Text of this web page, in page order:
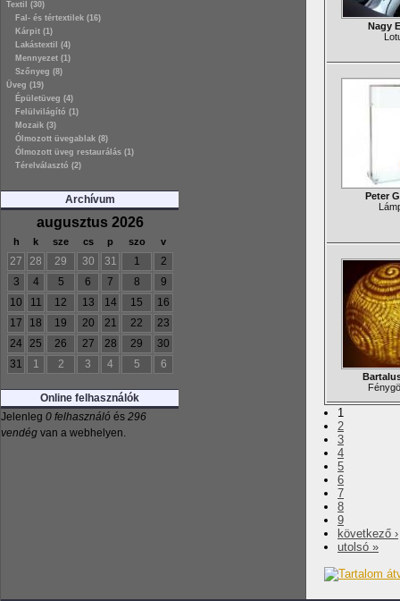
Textil (30)
Fal- és tértextilek (16)
Kárpit (1)
Lakástextil (4)
Mennyezet (1)
Szőnyeg (8)
Üveg (19)
Épületüveg (4)
Felülvilágító (1)
Mozaik (3)
Ólmozott üvegablak (8)
Ólmozott üveg restaurálás (1)
Térelválasztó (2)
Archívum
augusztus 2026
h k sze cs p szo v
27 28 29 30 31 1
2
3
4 5 6 7 8
9
10
11 12 13 14 15
16
17
18 19 20 21 22
23
24
25 26 27 28 29
30
31
1 2 3 4 5 6
Online felhasználók
Jelenleg 0 felhasználó és 296
vendég van a webhelyen.
Nagy
Peter
1
2
3
4
5
6
7
8
9
következő ›
utolsó »